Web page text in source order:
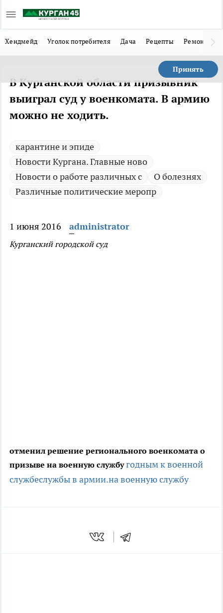
Хендмейд Уголок потребителя Дача Рецепты Ремонт
Принять
В Курганской области призывник
выиграл суд у военкомата. В армию
можно не ходить.
карантине и эпиде
Новости Кургана. Главные ново
Новости о работе различных с
О болезнях
Различные политические меропр
1 июня 2016 administrator
Курганский городской суд
отменил решение регионального военкомата о
призыве на военную службугодным к военной
службеслужбы в армии.на военную службу